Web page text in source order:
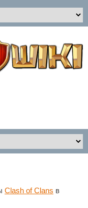
Clash of Clans в